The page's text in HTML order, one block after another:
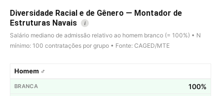
Diversidade Racial e de Gênero — Montador de
Estruturas Navais
i
Salário mediano de admissão relativo ao homem branco (= 100%) • N
mínimo: 100 contratações por grupo • Fonte: CAGED/MTE
Homem ♂
100%